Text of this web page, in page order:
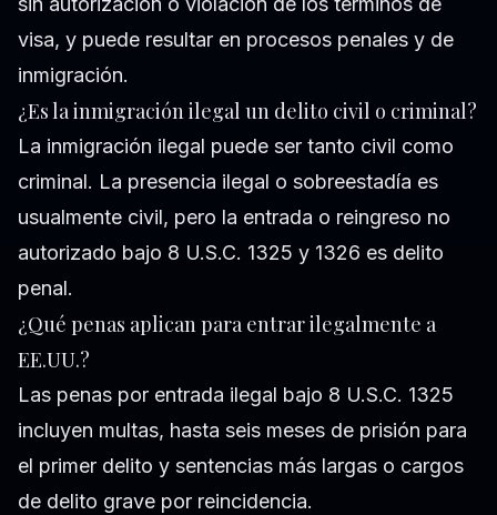
visa, y puede resultar en procesos penales y de
inmigración.
¿Es la inmigración ilegal un delito civil o criminal?
La inmigración ilegal puede ser tanto civil como
criminal. La presencia ilegal o sobreestadía es
usualmente civil, pero la entrada o reingreso no
autorizado bajo 8 U.S.C. 1325 y 1326 es delito
penal.
¿Qué penas aplican para entrar ilegalmente a
EE.UU.?
Las penas por entrada ilegal bajo 8 U.S.C. 1325
incluyen multas, hasta seis meses de prisión para
el primer delito y sentencias más largas o cargos
de delito grave por reincidencia.